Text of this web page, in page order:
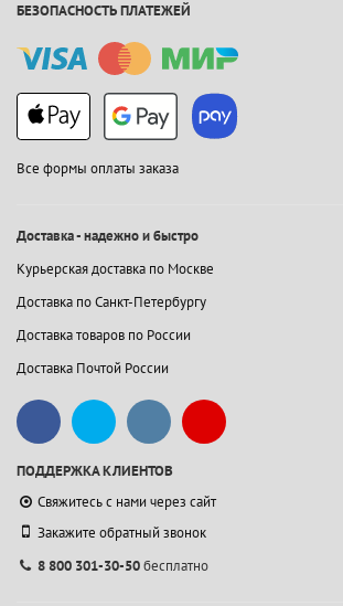
БЕЗОПАСНОСТЬ ПЛАТЕЖЕЙ
Все формы оплаты заказа
Доставка - надежно и быстро
Курьерская доставка по Москве
Доставка по Санкт-Петербургу
Доставка товаров по России
Доставка Почтой России
ПОДДЕРЖКА КЛИЕНТОВ
Свяжитесь с нами через сайт
Закажите обратный звонок
8 800 301-30-50бесплатно